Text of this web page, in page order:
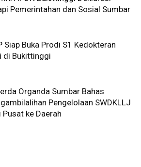
Pemerintahan dan Sosial Sumbar
Siap Buka Prodi S1 Kedokteran
di Bukittinggi
Organda Sumbar Bahas
Pengelolaan SWDKLLJ
Pusat ke Daerah